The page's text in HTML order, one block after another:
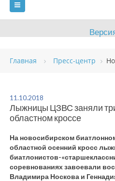
ГЛАВНАЯ
ВИДЫ СПОРТА
ОБЪЕКТЫ ДОКУМЕНТЫ
ОЦЕНКА КАЧЕСТВА
ПЛАТНЫЕ УСЛУГИ
Главная Пресс-центр
11.10.2018
Лыжницы ЦЗВС заняли
областном кроссе
На новосибирском
областной осенний кросс
биатлонистов-
соревнованиях завоевали
Владимира Носкова и